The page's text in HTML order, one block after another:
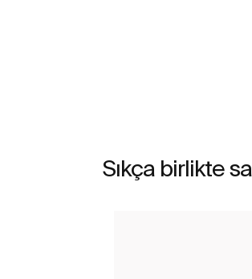
Sıkça birlikte